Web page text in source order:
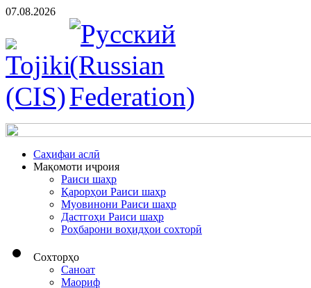
07.08.2026
Cаҳифаи аслӣ
Мақомоти иҷроия
Раиси шаҳр
Қарорҳои Раиси шаҳр
Муовинони Раиси шаҳр
Дастгоҳи Раиси шаҳр
Роҳбарони воҳидҳои сохторӣ
Сохторҳо
Саноат
Маориф